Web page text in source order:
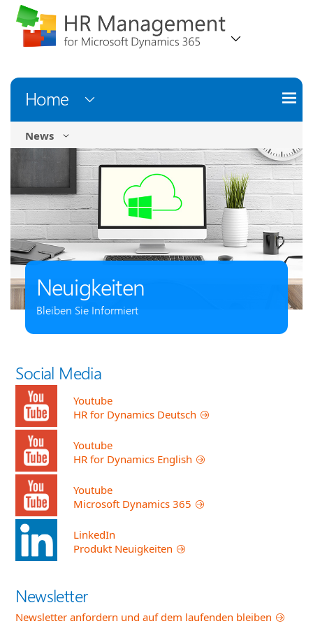
Home
News
Neuigkeiten
Bleiben Sie Informiert
Social Media
Youtube
HR for Dynamics Deutsch
Youtube
HR for Dynamics English
Youtube
Microsoft Dynamics 365
LinkedIn
Produkt Neuigkeiten
Newsletter
Newsletter anfordern und auf dem laufenden bleiben